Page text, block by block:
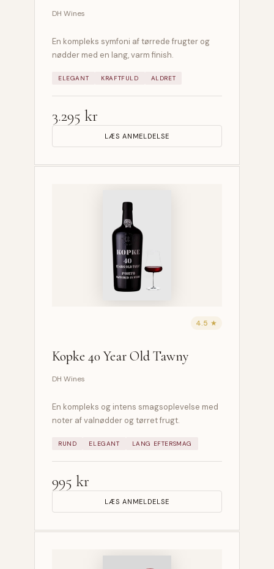
DH Wines
En kompleks symfoni af tørrede frugter og
nødder med en lang, varm finish.
ELEGANT KRAFTFULD ALDRET
3.295 kr
LÆS ANMELDELSE
4.5 ★
Kopke 40 Year Old Tawny
DH Wines
En kompleks og intens smagsoplevelse med
noter af valnødder og tørret frugt.
RUND ELEGANT LANG EFTERSMAG
995 kr
LÆS ANMELDELSE